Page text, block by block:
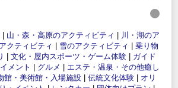
山・森・高原のアクティビティ
川・湖のア
クティビティ 雪のアクティビティ
乗り物
文化・屋内スポーツ・ゲーム体験
ガイド
メント
グルメ
エステ・温泉・その他癒し
館・美術館・入場施設 伝統文化体験
オリ